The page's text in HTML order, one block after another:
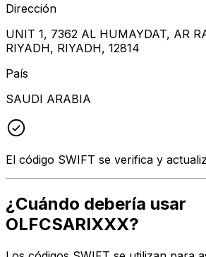
Dirección
UNIT 1, 7362 AL HUMAYDAT, AR
RIYADH, RIYADH, 12814
País
SAUDI ARABIA
El código SWIFT se verifica y
¿Cuándo debería usar
OLFCSARIXXX?